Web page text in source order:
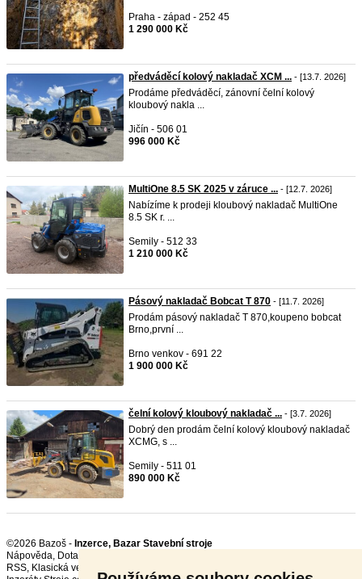
Praha - západ - 252 45
1 290 000 Kč
předváděcí kolový nakladač XCM ... - [13.7. 2026]
Prodáme předváděcí, zánovní čelní kolový
kloubový nakla ...
Jičín - 506 01
996 000 Kč
MultiOne 8.5 SK 2025 v záruce ... - [12.7. 2026]
Nabízíme k prodeji kloubový nakladač MultiOne
8.5 SK r. ...
Semily - 512 33
1 210 000 Kč
Pásový nakladač Bobcat T 870 - [11.7. 2026]
Prodám pásový nakladač T 870,koupeno bobcat
Brno,první ...
Brno venkov - 691 22
1 900 000 Kč
čelní kolový kloubový nakladač ... - [3.7. 2026]
Dobrý den prodám čelní kolový kloubový nakladač
XCMG, s ...
Semily - 511 01
890 000 Kč
©2026 Bazoš - Inzerce, Bazar Stavební stroje
Nápověda, Dotazy
RSS,